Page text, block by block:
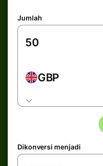
Jumlah
GBP
Dikonversi menjadi